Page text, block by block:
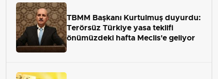
TBMM Başkanı Kurtulmuş duyurdu:
Terörsüz Türkiye yasa teklifi
önümüzdeki hafta Meclis'e geliyor